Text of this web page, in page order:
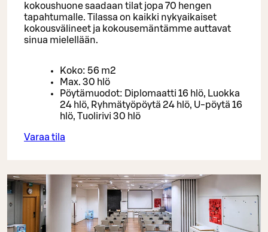
kokoushuone saadaan tilat jopa 70 hengen
tapahtumalle. Tilassa on kaikki nykyaikaiset
kokousvälineet ja kokousemäntämme auttavat
sinua mielellään.
Koko: 56 m2
Max. 30 hlö
Pöytämuodot: Diplomaatti 16 hlö, Luokka
24 hlö, Ryhmätyöpöytä 24 hlö, U-pöytä 16
hlö, Tuolirivi 30 hlö
Varaa tila